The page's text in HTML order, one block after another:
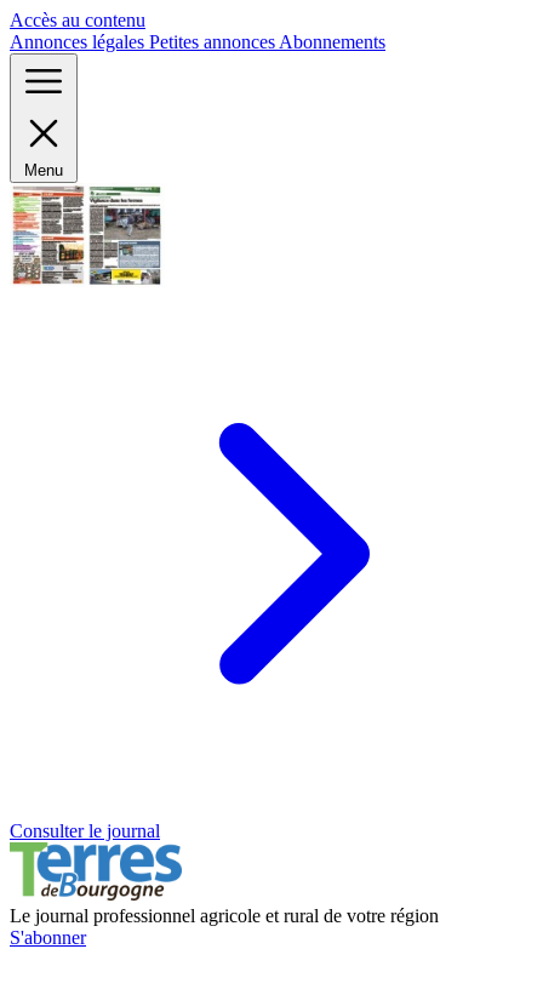
Accès au contenu
Annonces légales Petites annonces Abonnements
Menu
Consulter le journal
Le journal professionnel agricole et rural de votre région
S'abonner
Panneau de gestion des cookies